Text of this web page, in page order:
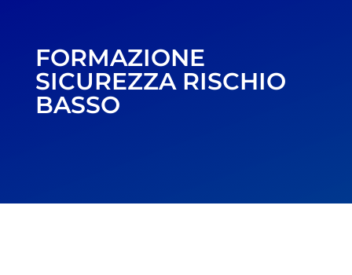
FORMAZIONE
SICUREZZA RISCHIO
BASSO